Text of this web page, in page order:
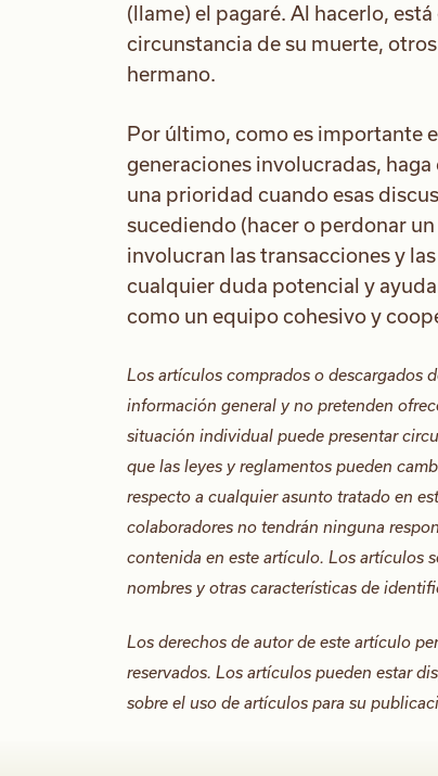
(llame) el pagaré. Al hacerlo,
circunstancia de su muerte,
hermano.
Por último, como es importante
generaciones involucradas,
una prioridad cuando esas
sucediendo (hacer o perdonar
involucran las transacciones y
cualquier duda potencial y
como un equipo cohesivo y
Los artículos comprados o descargados
información general y no pretenden
situación individual puede presentar
que las leyes y reglamentos pueden
respecto a cualquier asunto tratado en
colaboradores no tendrán ninguna
contenida en este artículo. Los artículos
nombres y otras características de
Los derechos de autor de este artículo
reservados. Los artículos pueden estar
sobre el uso de artículos para su